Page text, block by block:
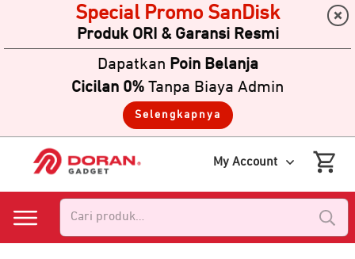
My Account
Special Promo SanDisk
Produk ORI & Garansi Resmi
Dapatkan Poin Belanja
Cicilan 0% Tanpa Biaya Admin
Selengkapnya